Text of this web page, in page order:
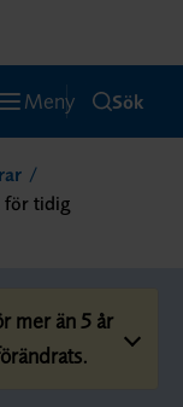
Meny Sök
för tidig
mer än 5 år